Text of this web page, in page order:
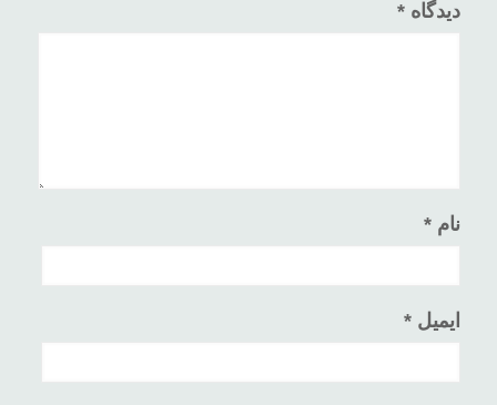
دیدگاه*
نام*
ایمیل*